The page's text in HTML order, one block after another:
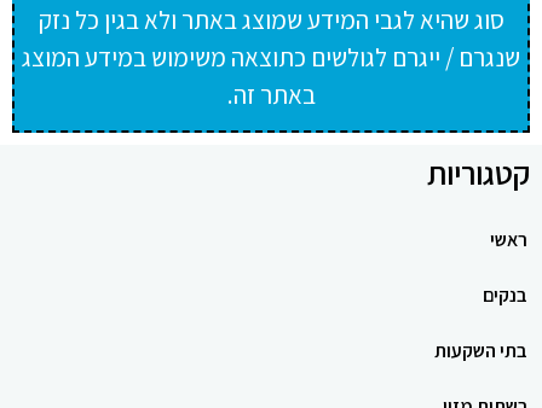
סוג שהיא לגבי המידע שמוצג באתר ולא בגין כל נזק
שנגרם / ייגרם לגולשים כתוצאה משימוש במידע המוצג
באתר זה.
קטגוריות
ראשי
בנקים
בתי השקעות